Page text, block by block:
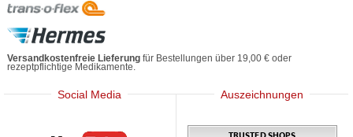
Versandkostenfreie Lieferung für Bestellungen über 19,00 € oder
rezeptpflichtige Medikamente.
Social Media
Mediherz
Auszeichnungen